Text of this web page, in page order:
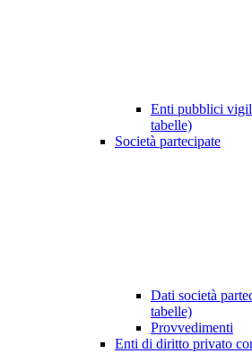
Enti pubblici
tabelle)
Società partecipate
Dati società
tabelle)
Provvedimenti
Enti di diritto privato